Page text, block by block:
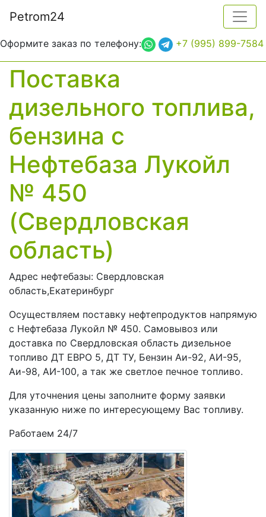
Petrom24
Оформите заказ по телефону: +7 (995) 899-7584
Поставка
дизельного топлива,
бензина с
Нефтебаза Лукойл
№ 450
(Свердловская
область)
Адрес нефтебазы: Свердловская
область,Екатеринбург
Осуществляем поставку нефтепродуктов напрямую
с Нефтебаза Лукойл № 450. Самовывоз или
доставка по Свердловская область дизельное
топливо ДТ ЕВРО 5, ДТ ТУ, Бензин Аи-92, АИ-95,
Аи-98, АИ-100, а так же светлое печное топливо.
Для уточнения цены заполните форму заявки
указанную ниже по интересующему Вас топливу.
Работаем 24/7
Форма заявки
Топливо
Выберите топливо для поставки
Количество топлива
Укажите количество топлива в литрах
Укажите Ваше имя
Введите номер телефона для связи
Номер телефона для связи
Место доставки
Адрес места доставки
Комментарий